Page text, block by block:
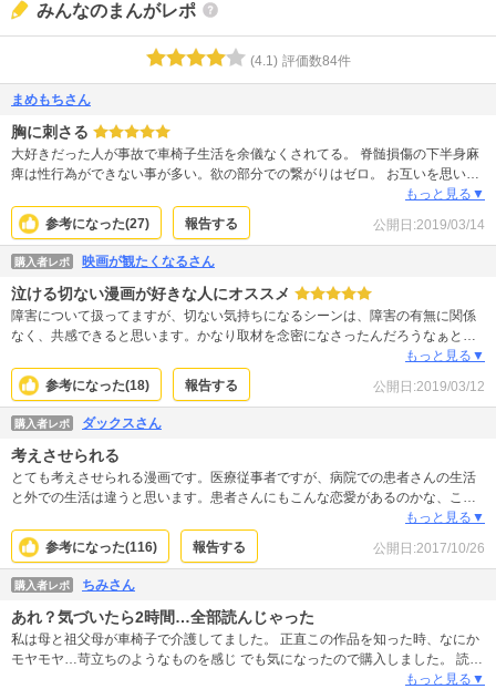
みんなのまんがレポ
(4.1) 評価数84件
まめもちさん
胸に刺さる
大好きだった人が事故で車椅子生活を余儀なくされてる。 脊髄損傷の下半身麻
痺は性行為ができない事が多い。欲の部分での繋がりはゼロ。 お互いを思いや
り信頼し愛してる思いがすべて。健常者の恋人に不十分な思いや助けを求める
のは、相手の負担になる。 それでも2人で生きていこうとするなら、まわりの
皆んなの愛と協力が絶対必要になる。2人が幸せに生きれる世界があるのなら確
かにパーフェクトワールドだと思う
もっと見る▼
参考になった(27) 報告する 公開日:2019/03/14
購入者レポ 映画が観たくなるさん
泣ける切ない漫画が好きな人にオススメ
障害について扱ってますが、切ない気持ちになるシーンは、障害の有無に関係
なく、共感できると思います。かなり取材を念密になさったんだろうなぁと思
うエピソード満載で、よくある、感動のために障害や病気を題材にしていま
す、という漫画ではないです。ただ、泣けるシーンがたくさんあるので、読む
タイミングは要注意です！！絵も綺麗ですし、思いっきり泣いて、キュンキュ
ンしたいときにオススメです！大人も楽しめる漫画だと思いますし、自己投影
できるシーンもあると思います。 障害について、色々と考えさせられますが、
不快な気持ちになるシーンもなく、絵のとおり、綺麗なお話でした。
もっと見る▼
参考になった(18) 報告する 公開日:2019/03/12
購入者レポ ダックスさん
考えさせられる
とても考えさせられる漫画です。医療従事者ですが、病院での患者さんの生活
と外での生活は違うと思います。患者さんにもこんな恋愛があるのかな、こん
な壁にあたることあるのかなと考えながら読んでいます。自分では体験できな
いことですが、現実はとても大変だと思います。現実にこの漫画と同じような
体験があるか、現実に則しているかはなんとも言えませんが、障害を持つ人の
社会雇用などいろいろ考えさせられる漫画です。
もっと見る▼
参考になった(116) 報告する 公開日:2017/10/26
購入者レポ ちみさん
あれ？気づいたら2時間…全部読んじゃった
私は母と祖父母が車椅子で介護してました。 正直この作品を知った時、なにか
モヤモヤ…苛立ちのようなものを感じ でも気になったので購入しました。 読む
前は、どうせ障害者の生活なんて軽く描かれていて漫画お決まりのライバルか
もっと見る▼